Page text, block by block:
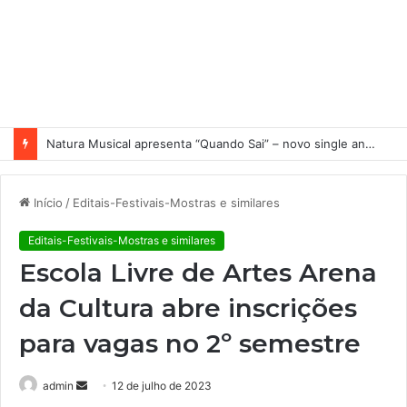
Natura Musical apresenta “Quando Sai” – novo single antecipa estreia do primeiro álbum solo de Elisa Maia
Início / Editais-Festivais-Mostras e similares
Editais-Festivais-Mostras e similares
Escola Livre de Artes Arena
da Cultura abre inscrições
para vagas no 2º semestre
admin 12 de julho de 2023